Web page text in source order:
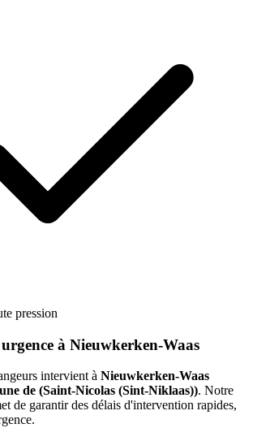
pression
à Nieuwkerken-Waas
intervient à Nieuwkerken-Waas
de (Saint-Nicolas (Sint-Niklaas)). Notre
de garantir des délais d'intervention rapides,